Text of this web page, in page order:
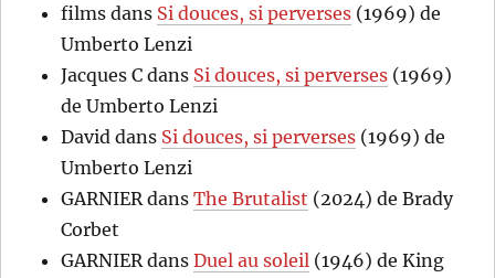
films dans Si douces, si perverses (1969) de
Umberto Lenzi
Jacques C dans Si douces, si perverses (1969)
de Umberto Lenzi
David dans Si douces, si perverses (1969) de
Umberto Lenzi
GARNIER dansThe Brutalist (2024) de Brady
Corbet
GARNIER dansDuel au soleil (1946) de King